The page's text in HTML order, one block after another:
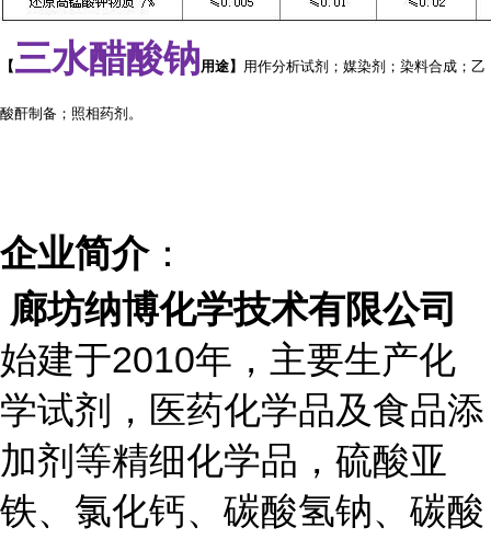
【三水醋酸钠用途】 用作分析试剂；媒染剂；染料合成；乙
酸酐制备 ；照相药剂。
企业简介：
廊坊纳博化学技术有限公司
始建于2010年，主要生产化
学试剂，医药化学品及食品添
加剂等精细化学品，硫酸亚
铁、氯化钙、碳酸氢钠、碳酸